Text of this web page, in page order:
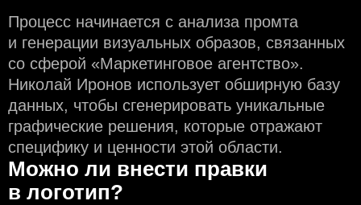
Процесс начинается с анализа промта
и генерации визуальных образов, связанных
со сферой «Маркетинговое агентство».
Николай Иронов использует обширную базу
данных, чтобы сгенерировать уникальные
графические решения, которые отражают
специфику и ценности этой области.
Можно ли внести правки
в логотип?